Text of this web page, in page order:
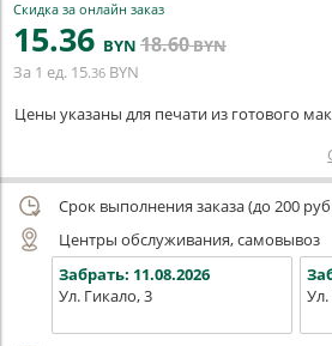
Скидка за онлайн заказ
15.36 BYN 18.60BYN
За 1 ед. 15.36 BYN
Цены указаны для печати из готового
Срок выполнения заказа (до 200
Центры обслуживания, самовывоз
Забрать: 11.08.2026
Ул. Гикало, 3